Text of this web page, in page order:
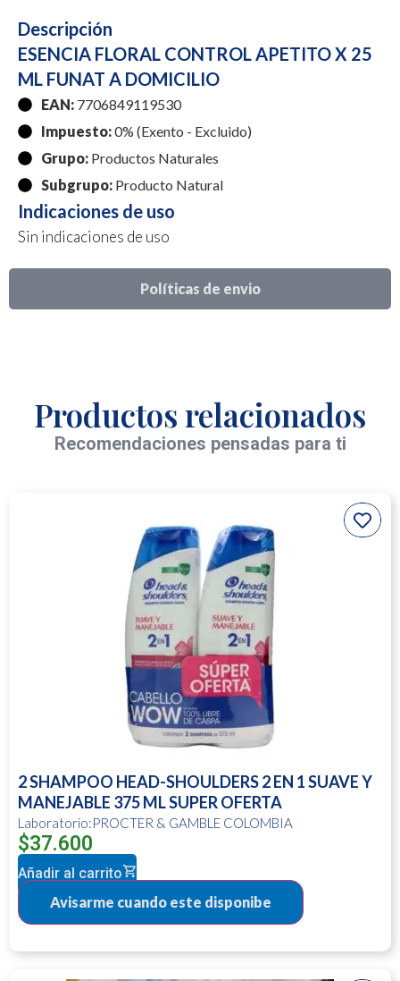
Políticas de envio
Descripción
ESENCIA FLORAL CONTROL APETITO X 25
ML FUNAT A DOMICILIO
EAN: 7706849119530
Impuesto:0% (Exento - Excluido)
Grupo: Productos Naturales
Subgrupo: Producto Natural
Indicaciones de uso
Sin indicaciones de uso
Productos relacionados
Recomendaciones pensadas para ti
2 SHAMPOO HEAD-SHOULDERS 2 EN 1 SUAVE Y
MANEJABLE 375 ML SUPER OFERTA
Laboratorio:PROCTER & GAMBLE COLOMBIA
$37.600
Añadir al carrito